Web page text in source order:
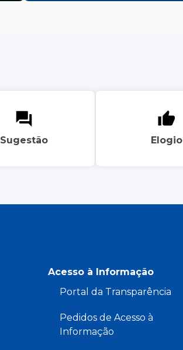
Sugestão Elogio
Acesso à Informação
Portal da Transparência
Pedidos de Acesso à
Informação